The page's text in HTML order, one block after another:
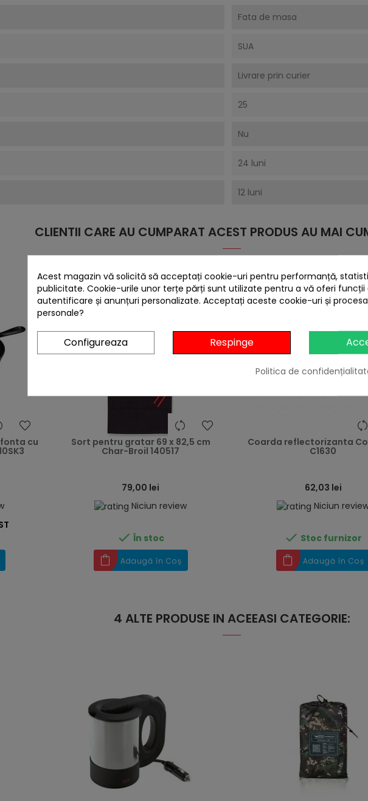
Fata de masa
SUA
Livrare prin curier
25
Nu
24 luni
12 luni
CLIENTII CARE AU CUMPARAT ACEST PRODUS AU MAI
heart
cu
heart
Sort pentru gratar 69 x 82,5 cm
Char-Broil 140517
79,00 lei
Niciun review
 În stoc
Adaugă în Coș
Coarda reflectorizanta
C1630
62,03 lei
Niciun
 Stoc furnizor
Adaugă în Coș
4 ALTE PRODUSE IN ACEEASI CATEGORIE:
Acest magazin vă solicită să acceptați cookie-uri pentru performanță,
publicitate. Cookie-urile unor terțe părți sunt utilizate pentru a vă oferi funcții
autentificare și anunțuri personalizate. Acceptați aceste cookie-uri și
personale?
Configureaza Respinge
Politica de